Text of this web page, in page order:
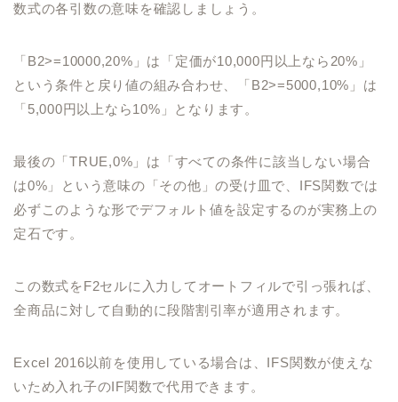
数式の各引数の意味を確認しましょう。
「B2>=10000,20%」は「定価が10,000円以上なら20%」
という条件と戻り値の組み合わせ、「B2>=5000,10%」は
「5,000円以上なら10%」となります。
最後の「TRUE,0%」は「すべての条件に該当しない場合
は0%」という意味の「その他」の受け皿で、IFS関数では
必ずこのような形でデフォルト値を設定するのが実務上の
定石です。
この数式をF2セルに入力してオートフィルで引っ張れば、
全商品に対して自動的に段階割引率が適用されます。
Excel 2016以前を使用している場合は、IFS関数が使えな
いため入れ子のIF関数で代用できます。